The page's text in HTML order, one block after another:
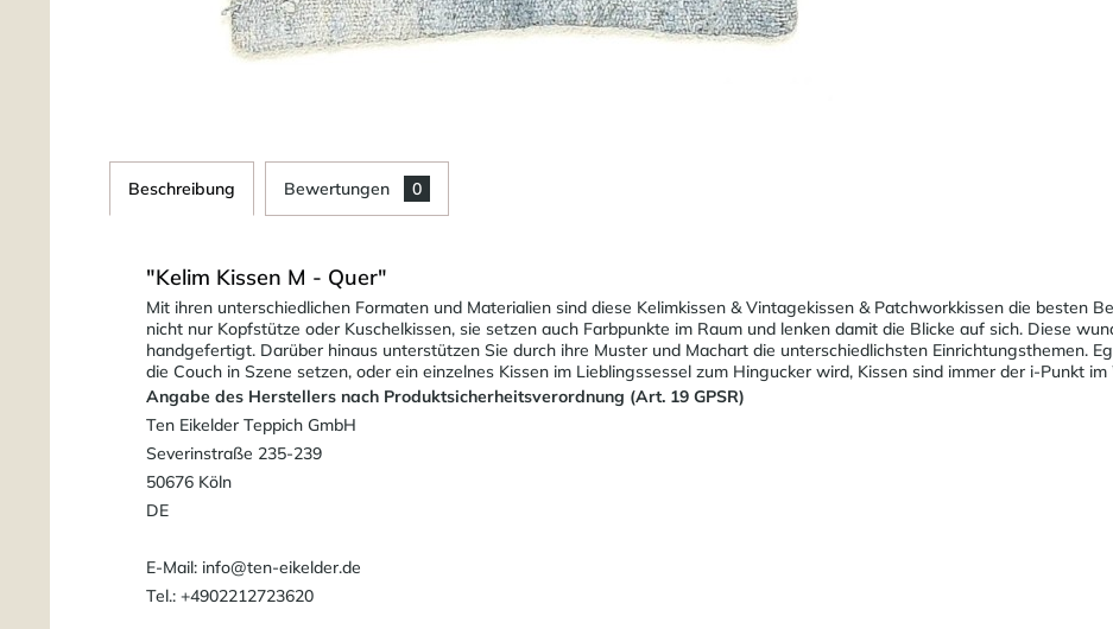
Beschreibung Bewertungen 0
"Kelim Kissen M - Quer"
Mit ihren unterschiedlichen Formaten und Materialien sind diese Kelimkissen & Vintagekissen & Patchworkkissen die besten
nicht nur Kopfstütze oder Kuschelkissen, sie setzen auch Farbpunkte im Raum und lenken damit die Blicke auf sich. Diese
handgefertigt. Darüber hinaus unterstützen Sie durch ihre Muster und Machart die unterschiedlichsten Einrichtungsthemen.
die Couch in Szene setzen, oder ein einzelnes Kissen im Lieblingssessel zum Hingucker wird, Kissen sind immer der i-Punkt
Angabe des Herstellers nach Produktsicherheitsverordnung (Art. 19 GPSR)
Ten Eikelder Teppich GmbH
Severinstraße 235-239
50676 Köln
DE
E-Mail: info@ten-eikelder.de
Tel.: +4902212723620